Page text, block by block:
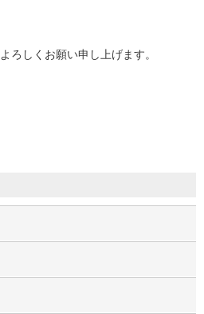
ろしくお願い申し上げます。